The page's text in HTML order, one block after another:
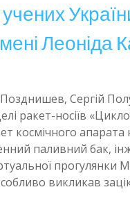
Сергій
ракет-носіїв
апарата
паливний бак,
прогулянки
викликав